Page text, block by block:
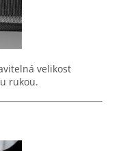
velikost
rukou.